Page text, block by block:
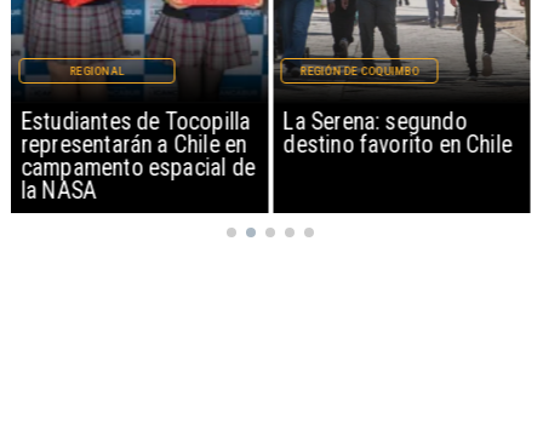
Estudiantes de Tocopilla
representarán a Chile en
campamento espacial de
la NASA
REGIONAL
La Serena: segundo
destino favorito en Chile
REGIÓN DE COQUIMBO